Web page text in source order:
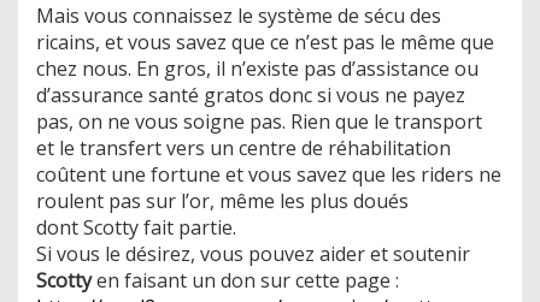
Mais vous connaissez le système de sécu des
ricains, et vous savez que ce n’est pas le même que
chez nous. En gros, il n’existe pas d’assistance ou
d’assurance santé gratos donc si vous ne payez
pas, on ne vous soigne pas. Rien que le transport
et le transfert vers un centre de réhabilitation
coûtent une fortune et vous savez que les riders ne
roulent pas sur l’or, même les plus doués
dont Scotty fait partie.
Si vous le désirez, vous pouvez aider et soutenir
Scottyen faisant un don sur cette page :